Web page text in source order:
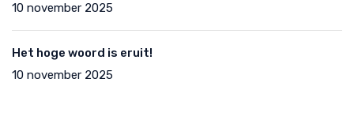
10 november 2025
Het hoge woord is eruit!
10 november 2025